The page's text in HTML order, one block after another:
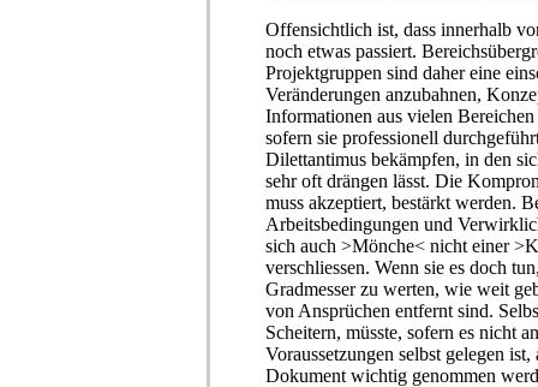
Offensichtlich ist, dass innerhalb
noch etwas passiert.
Projektgruppen sind daher eine
Veränderungen anzubahnen,
Informationen aus vielen
sofern sie professionell
Dilettantimus bekämpfen, in den
sehr oft drängen lässt. Die
muss akzeptiert, bestärkt werden.
Arbeitsbedingungen und
sich auch >Mönche< nicht einer
verschliessen. Wenn sie es doch
Gradmesser zu werten, wie weit
von Ansprüchen entfernt sind.
Scheitern, müsste, sofern es nicht
Voraussetzungen selbst gelegen
Dokument wichtig genommen